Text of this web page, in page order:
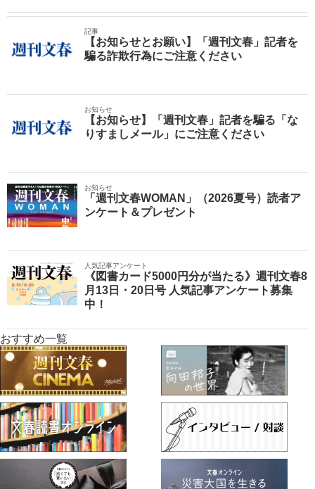
記事
【お知らせとお願い】「週刊文春」記者を
騙る詐欺行為にご注意ください
お知らせ
【お知らせ】「週刊文春」記者を騙る「な
りすましメール」にご注意ください
お知らせ
「週刊文春WOMAN」（2026夏号）読者ア
ンケート＆プレゼント
人気記事アンケート
《図書カード5000円分が当たる》週刊文春8
月13日・20日号 人気記事アンケート募集
中！
おすすめ一覧